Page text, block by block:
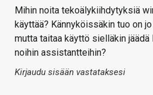
Mihin noita tekoälykiihdytyksiä
käyttää? Kännyköissäkin tuo on
mutta taitaa käyttö sielläkin
noihin assistantteihin?
Kirjaudu sisään vastataksesi